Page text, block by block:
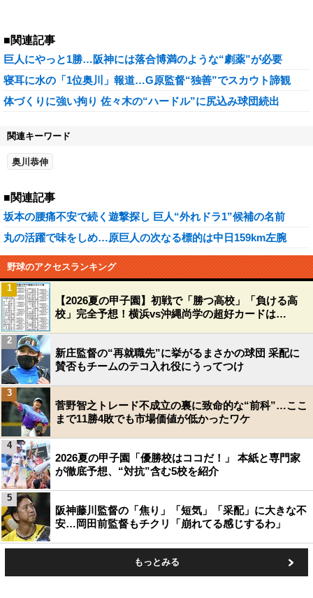
■関連記事
巨人にやっと1勝…阪神には落合博満のような“劇薬”が必要
寝耳に水の「1位奥川」報道…G原監督“独善”でスカウト諦観
体づくりに強い拘り 佐々木の“ハードル”に尻込み球団続出
関連キーワード
奥川恭伸
■関連記事
坂本の腰痛不安で続く遊撃探し 巨人“外れドラ1”候補の名前
丸の活躍で味をしめ…原巨人の次なる標的は中日159km左腕
野球のアクセスランキング
【2026夏の甲子園】初戦で「勝つ高校」「負ける高
校」完全予想！横浜vs沖縄尚学の超好カードは…
1
新庄監督の“再就職先”に挙がるまさかの球団 采配に
賛否もチームのテコ入れ役にうってつけ
2
菅野智之トレード不成立の裏に致命的な“前科”…ここ
まで11勝4敗でも市場価値が低かったワケ
3
2026夏の甲子園「優勝校はココだ！」 本紙と専門家
が徹底予想、“対抗”含む5校を紹介
4
阪神藤川監督の「焦り」「短気」「采配」に大きな不
安…岡田前監督もチクリ「崩れてる感じするわ」
5
もっとみる